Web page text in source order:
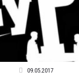
09.05.2017